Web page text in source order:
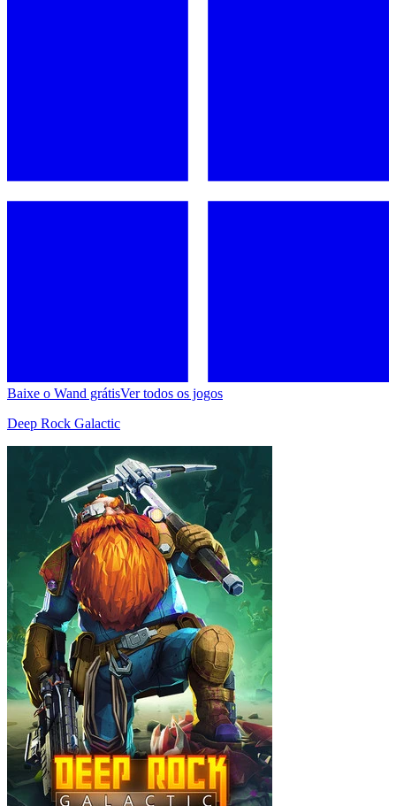
Baixe o Wand grátisVer todos os jogos
Deep Rock Galactic